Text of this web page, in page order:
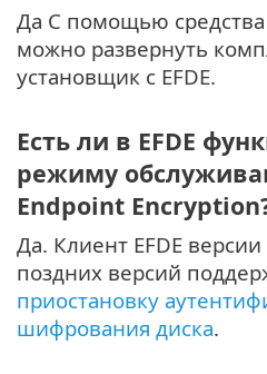
Да С помощью
можно развернуть
установщик с EFDE.
Есть ли в EFDE
режиму
Endpoint
Да. Клиент EFDE
поздних версий
приостановку
шифрования диска.